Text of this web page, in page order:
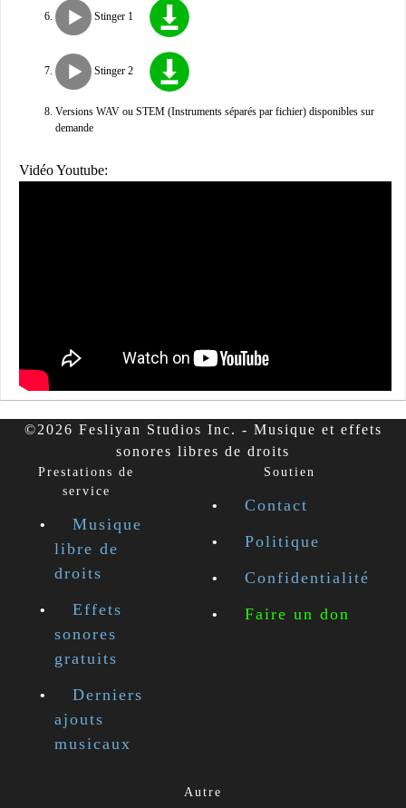
Stinger 1
Stinger 2
Versions WAV ou STEM (Instruments séparés par fichier) disponibles sur
demande
Vidéo Youtube:
©2026 Fesliyan Studios Inc. - Musique et effets
sonores libres de droits
Prestations de
service
Musique
libre de
droits
Effets
sonores
gratuits
Derniers
ajouts
musicaux
Soutien
Contact
Politique
Confidentialité
Faire un don
Autre